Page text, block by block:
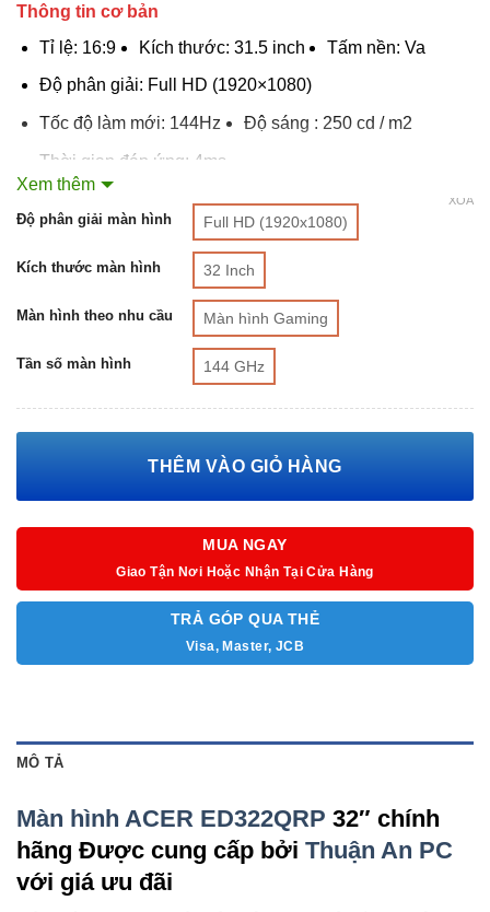
Thông tin cơ bản
Tỉ lệ: 16:9
Kích thước: 31.5 inch Tấm nền: Va
Độ phân giải: Full HD (1920×1080)
Tốc độ làm mới: 144Hz Độ sáng : 250 cd / m2
Thời gian đáp ứng: 4ms
Công nghệ: Màn hình chống lóa, AMD FreeSync
Xem thêm
Độ phân giải màn hình Full HD (1920x1080)
Kích thước màn hình 32 Inch
Màn hình theo nhu cầu Màn hình Gaming
Tần số màn hình 144 GHz
XÓA
THÊM VÀO GIỎ HÀNG
MUA NGAY
Giao Tận Nơi Hoặc Nhận Tại Cửa Hàng
TRẢ GÓP QUA THẺ
Visa, Master, JCB
MÔ TẢ
Màn hình ACER ED322QRP 32″ chính
hãng Được cung cấp bởi Thuận An PC
với giá ưu đãi